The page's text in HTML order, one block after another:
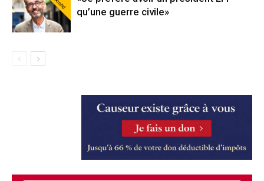
qu’une guerre civile»